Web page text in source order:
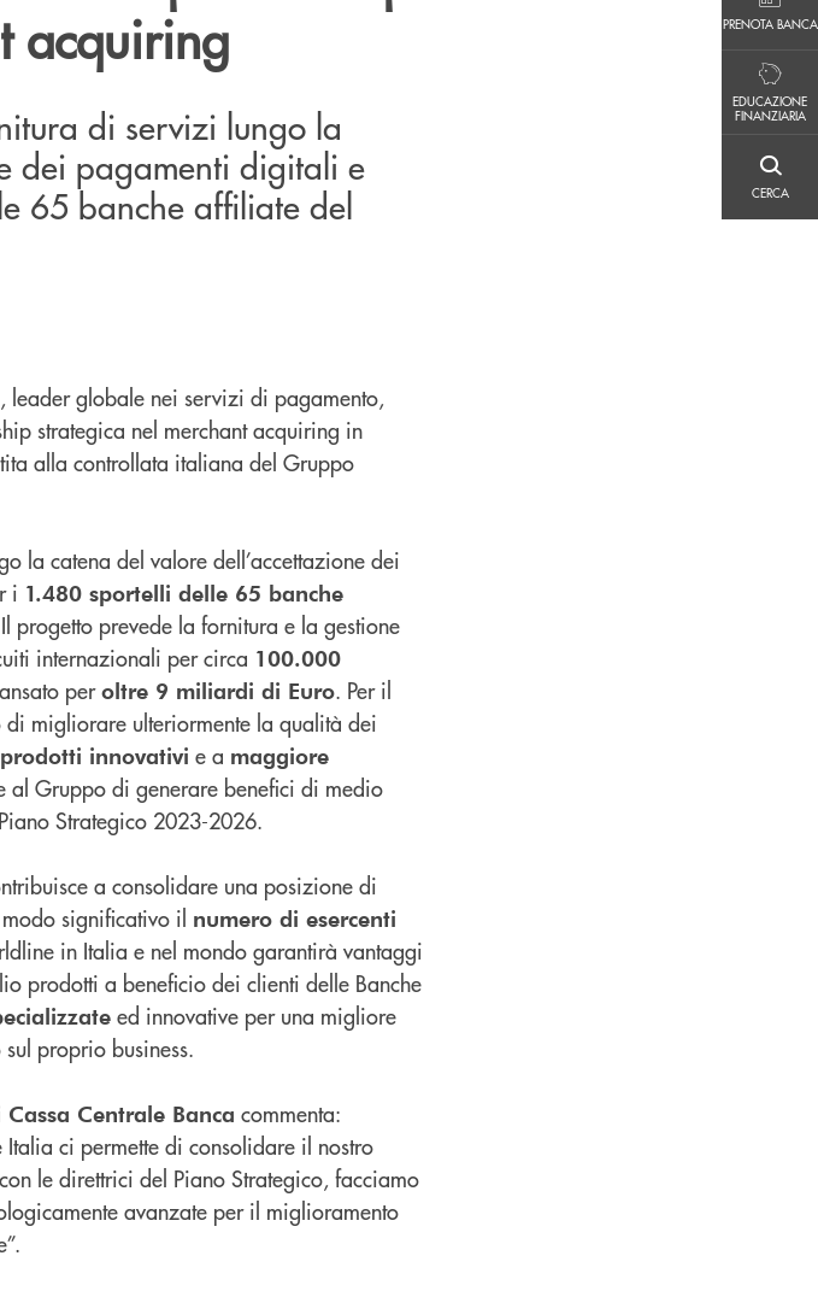
PRENOTA BANCA
EDUCAZIONE
FINANZIARIA
CERCA
acquiring
di servizi lungo la
dei pagamenti digitali e
65 banche affiliate del
leader globale nei servizi di pagamento,
strategica nel merchant acquiring in
alla controllata italiana del Gruppo
la catena del valore dell’accettazione dei
i 1.480 sportelli delle 65 banche
progetto prevede la fornitura e la gestione
internazionali per circa 100.000
peroltre 9 miliardi di Euro. Per il
di migliorare ulteriormente la qualità dei
prodotti innovativi e a maggiore
al Gruppo di generare benefici di medio
Strategico 2023-2026.
a consolidare una posizione di
significativo il numero di esercenti
in Italia e nel mondo garantirà vantaggi
prodotti a beneficio dei clienti delle Banche
ed innovative per una migliore
proprio business.
Centrale Banca commenta:
Italia ci permette di consolidare il nostro
le direttrici del Piano Strategico, facciamo
avanzate per il miglioramento